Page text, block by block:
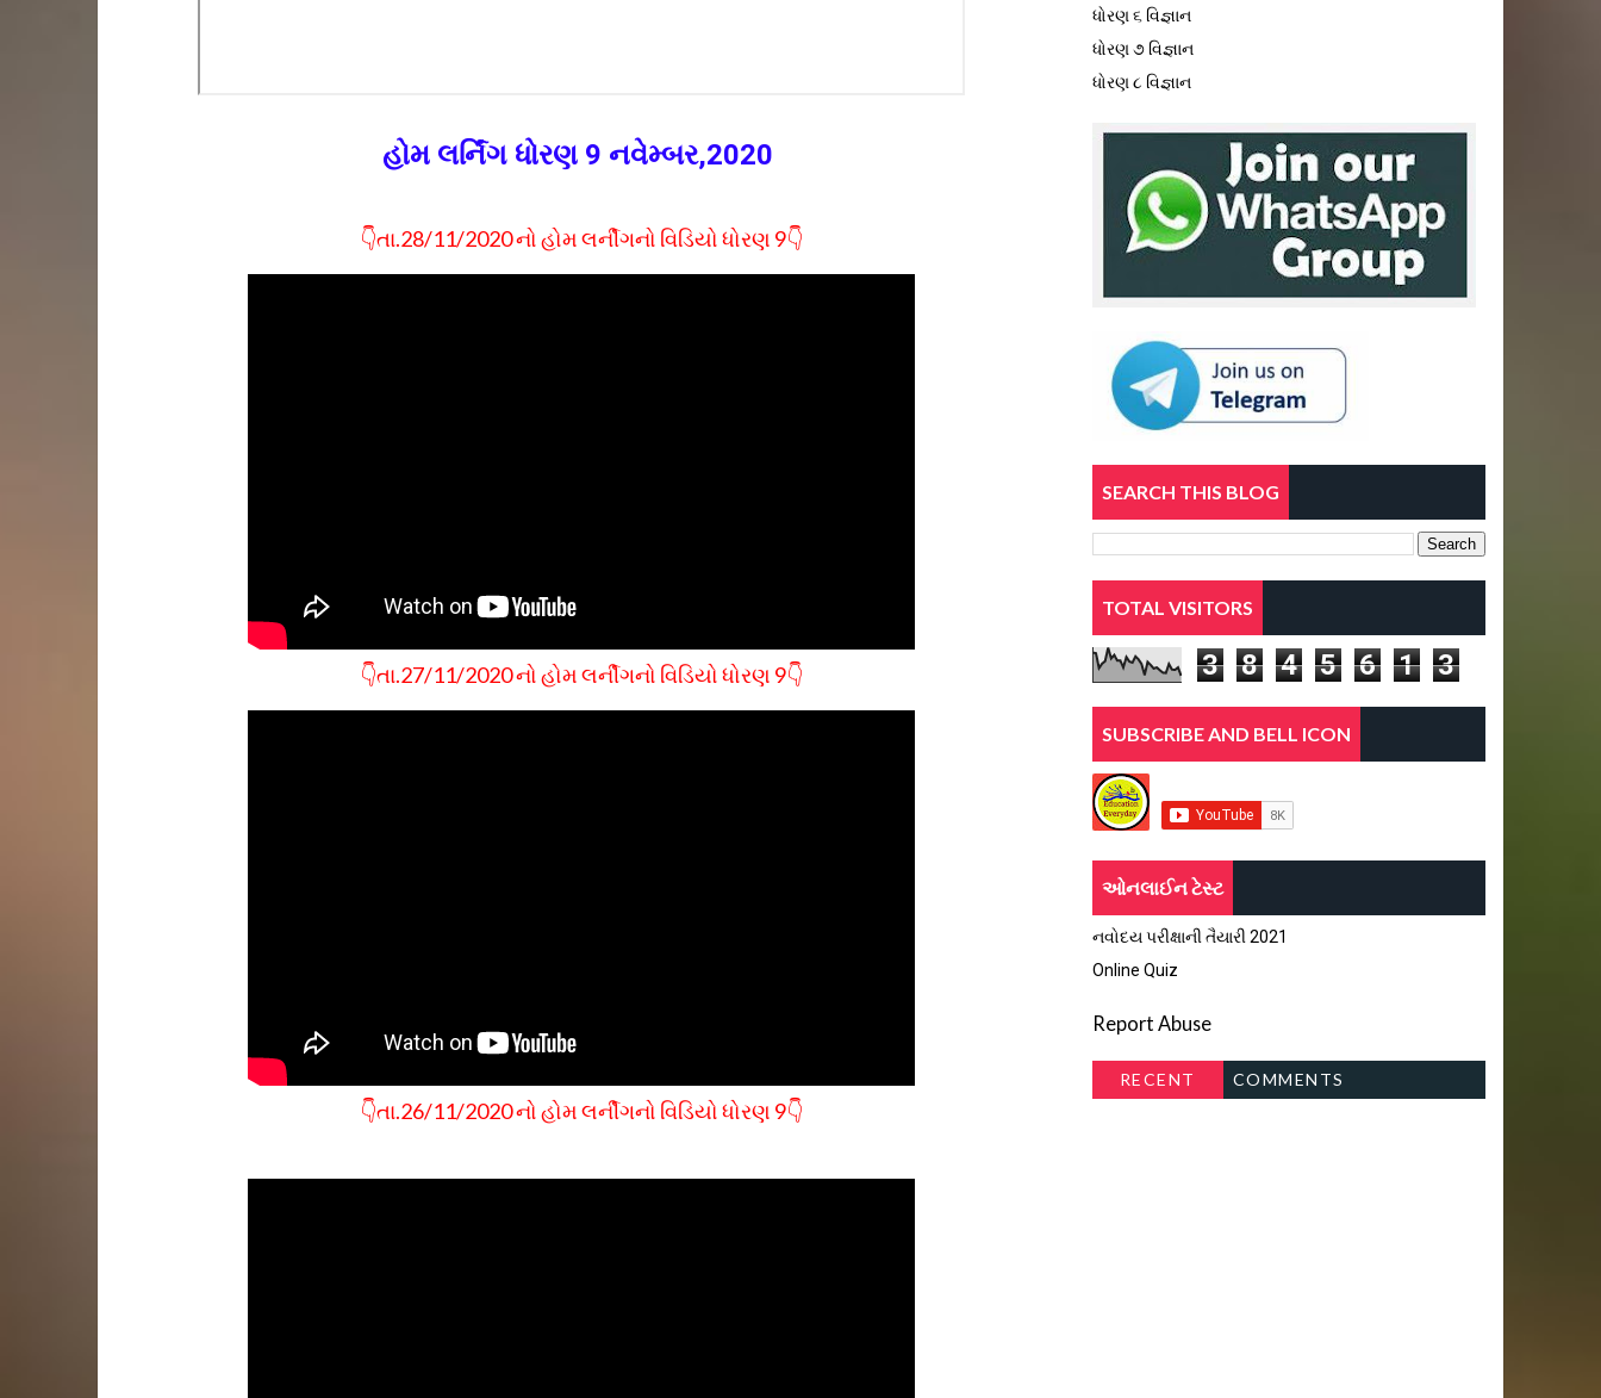
હોમ લર્નિંગ ધોરણ 9 નવેમ્બર,2020
👇તા.28/11/2020 નો હોમ લર્નીગનો વિડિયો ધોરણ 9👇
👇તા.27/11/2020 નો હોમ લર્નીગનો વિડિયો ધોરણ 9👇
👇તા.26/11/2020 નો હોમ લર્નીગનો વિડિયો ધોરણ 9👇
ધોરણ ૬ વિજ્ઞાન
ધોરણ ૭ વિજ્ઞાન
ધોરણ ૮ વિજ્ઞાન
SEARCH THIS BLOG
TOTAL VISITORS
3 8 4 5 6 1 3
SUBSCRIBE AND BELL ICON
ઓનલાઈન ટેસ્ટ
નવોદય પરીક્ષાની તૈયારી 2021
Online Quiz
Report Abuse
RECENT COMMENTS